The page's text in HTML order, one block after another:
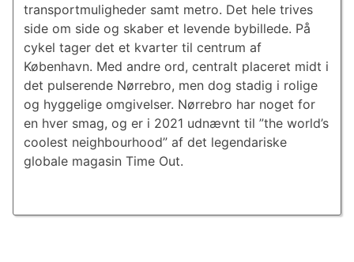
transportmuligheder samt metro. Det hele trives
side om side og skaber et levende bybillede. På
cykel tager det et kvarter til centrum af
København. Med andre ord, centralt placeret midt i
det pulserende Nørrebro, men dog stadig i rolige
og hyggelige omgivelser. Nørrebro har noget for
en hver smag, og er i 2021 udnævnt til ”the world’s
coolest neighbourhood” af det legendariske
globale magasin Time Out.